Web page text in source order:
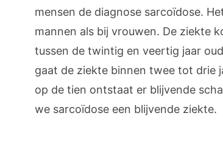
mensen de diagnose sarcoïdose.
mannen als bij vrouwen. De ziekte
tussen de twintig en veertig jaar
gaat de ziekte binnen twee tot drie
op de tien ontstaat er blijvende
we sarcoïdose een blijvende ziekte.